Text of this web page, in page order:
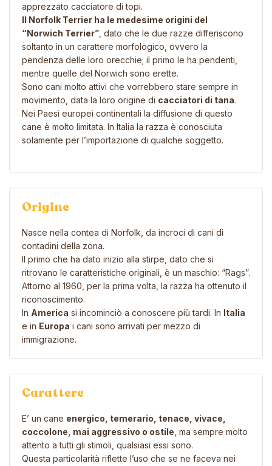
apprezzato cacciatore di topi.
Il Norfolk Terrier ha le medesime origini del
“Norwich Terrier” , dato che le due razze differiscono
soltanto in un carattere morfologico, ovvero la
pendenza delle loro orecchie; il primo le ha pendenti,
mentre quelle del Norwich sono erette.
Sono cani molto attivi che vorrebbero stare sempre in
movimento, data la loro origine di cacciatori di tana.
Nei Paesi europei continentali la diffusione di questo
cane è molto limitata. In Italia la razza è conosciuta
solamente per l’importazione di qualche soggetto.
Origine
Nasce nella contea di Norfolk, da incroci di cani di
contadini della zona.
Il primo che ha dato inizio alla stirpe, dato che si
ritrovano le caratteristiche originali, è un maschio: “Rags”.
Attorno al 1960, per la prima volta, la razza ha ottenuto il
riconoscimento.
In America si incominciò a conoscere più tardi. In Italia
e in Europa i cani sono arrivati per mezzo di
immigrazione.
Carattere
E’ un cane energico, temerario, tenace, vivace,
coccolone, mai aggressivo o ostile , ma sempre molto
attento a tutti gli stimoli, qualsiasi essi sono.
Questa particolarità riflette l’uso che se ne faceva nei